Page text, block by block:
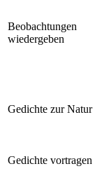
Beobachtungen
wiedergeben
Gedichte zur Natur
Gedichte vortragen